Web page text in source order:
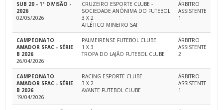
SUB 20 - 1ª DIVISÃO -
2026
02/05/2026
CRUZEIRO ESPORTE CLUBE -
SOCIEDADE ANÔNIMA DO FUTEBOL
3 X 2
ATLÉTICO MINEIRO SAF
ÁRBITRO
ASSISTENTE
1
CAMPEONATO
AMADOR SFAC - SÉRIE
B 2026
26/04/2026
PALMEIRENSE FUTEBOL CLUBE
1 X 3
TROPA DO LAJÃO FUTEBOL CLUBE
ÁRBITRO
ASSISTENTE
2
CAMPEONATO
AMADOR SFAC - SÉRIE
B 2026
19/04/2026
RACING ESPORTE CLUBE
3 X 2
AVANTE FUTEBOL CLUBE
ÁRBITRO
ASSISTENTE
1